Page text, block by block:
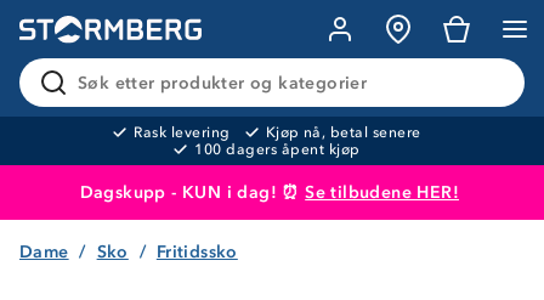
Søk etter produkter og kategorier
Rask levering
Kjøp nå, betal senere
100 dagers åpent kjøp
Dagskupp - KUN i dag! ⏰Se tilbudene HER!
Produktet er lagt i handlekurven
Dame Sko Fritidssko